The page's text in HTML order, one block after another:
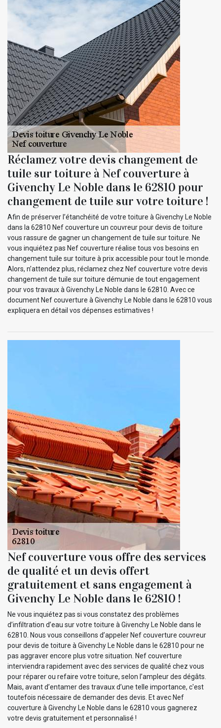
Réclamez votre devis changement de
tuile sur toiture à Nef couverture à
Givenchy Le Noble dans le 62810 pour
changement de tuile sur votre toiture !
Afin de préserver l’étanchéité de votre toiture à Givenchy Le Noble
dans la 62810 Nef couverture un couvreur pour devis de toiture
vous rassure de gagner un changement de tuile sur toiture. Ne
vous inquiétez pas Nef couverture réalise tous vos besoins en
changement tuile sur toiture à prix accessible pour tout le monde.
Alors, n’attendez plus, réclamez chez Nef couverture votre devis
changement de tuile sur toiture démunie de tout engagement
pour vos travaux à Givenchy Le Noble dans le 62810. Avec ce
document Nef couverture à Givenchy Le Noble dans le 62810 vous
expliquera en détail vos dépenses estimatives !
Nef couverture vous offre des services
de qualité et un devis offert
gratuitement et sans engagement à
Givenchy Le Noble dans le 62810 !
Ne vous inquiétez pas si vous constatez des problèmes
d’infiltration d’eau sur votre toiture à Givenchy Le Noble dans le
62810. Nous vous conseillons d’appeler Nef couverture couvreur
pour devis de toiture à Givenchy Le Noble dans le 62810 pour ne
pas aggraver encore plus votre situation. Nef couverture
interviendra rapidement avec des services de qualité chez vous
pour réparer ou refaire votre toiture, selon l’ampleur des dégâts.
Mais, avant d’entamer des travaux d’une telle importance, c'est
toutefois nécessaire de demander des devis. Et avec Nef
couverture à Givenchy Le Noble dans le 62810 vous gagnerez
votre devis gratuitement et personnalisé !